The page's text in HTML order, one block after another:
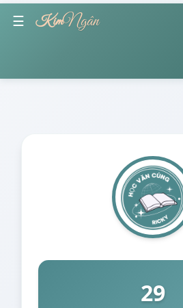
☰ KimNgân
29